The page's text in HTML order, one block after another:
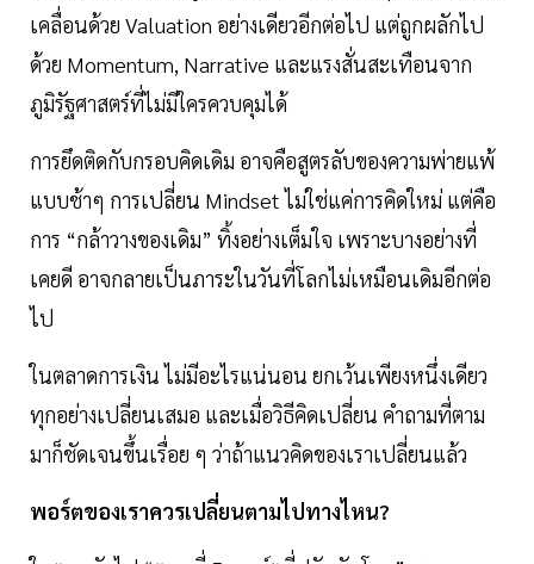
เคลื่อนด้วย Valuation อย่างเดียวอีกต่อไป แต่ถูกผลักไป
ด้วย Momentum, Narrative และแรงสั่นสะเทือนจาก
ภูมิรัฐศาสตร์ที่ไม่มีใครควบคุมได้
การยึดติดกับกรอบคิดเดิม อาจคือสูตรลับของความพ่ายแพ้
แบบช้าๆ การเปลี่ยน Mindset ไม่ใช่แค่การคิดใหม่ แต่คือ
การ “กล้าวางของเดิม” ทิ้งอย่างเต็มใจ เพราะบางอย่างที่
เคยดี อาจกลายเป็นภาระในวันที่โลกไม่เหมือนเดิมอีกต่อ
ไป
ในตลาดการเงิน ไม่มีอะไรแน่นอน ยกเว้นเพียงหนึ่งเดียว
ทุกอย่างเปลี่ยนเสมอ และเมื่อวิธีคิดเปลี่ยน คำถามที่ตาม
มาก็ชัดเจนขึ้นเรื่อย ๆ ว่าถ้าแนวคิดของเราเปลี่ยนแล้ว
พอร์ตของเราควรเปลี่ยนตามไปทางไหน?